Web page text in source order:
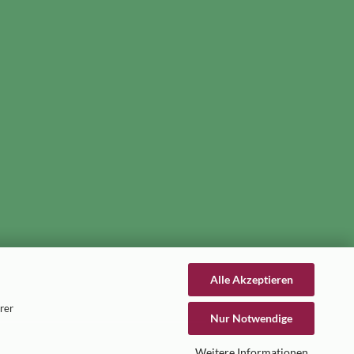
Alle Akzeptieren
Nur Notwendige